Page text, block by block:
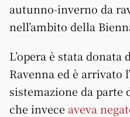
autunno-inverno da
nell’ambito della
L’opera è stata donata
Ravenna ed è arrivato
sistemazione da parte
che invece aveva